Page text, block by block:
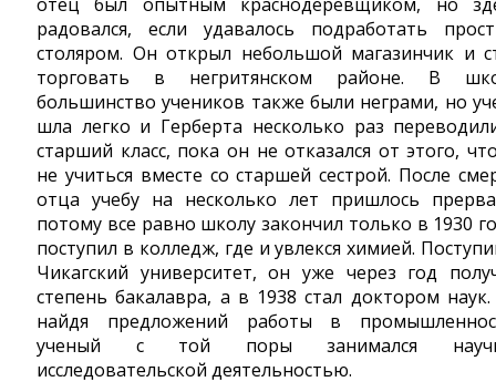
радовался, если удавалось подработать
столяром. Он открыл небольшой магазинчик и
торговать в негритянском районе. В
большинство учеников также были неграми, но
шла легко и Герберта несколько раз
старший класс, пока он не отказался от этого,
не учиться вместе со старшей сестрой. После
отца учебу на несколько лет пришлось
потому все равно школу закончил только в 1930
поступил в колледж, где и увлекся химией.
Чикагский университет, он уже через год
степень бакалавра, а в 1938 стал доктором
найдя предложений работы в
ученый с той поры занимался
исследовательской деятельностью.